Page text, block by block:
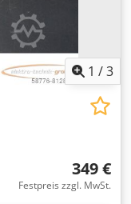
1 /3
349 €
Festpreis zzgl. MwSt.